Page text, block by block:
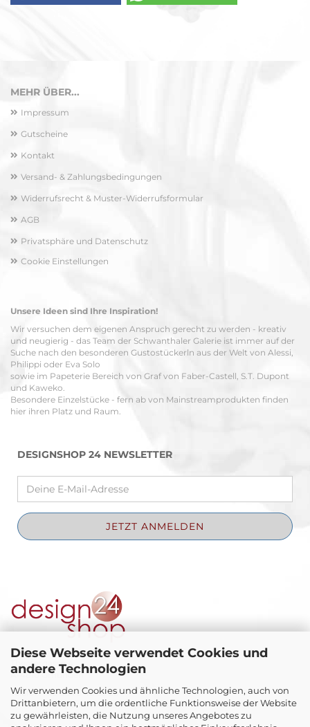
Diese Webseite verwendet Cookies und
andere Technologien
Wir verwenden Cookies und ähnliche Technologien, auch von
Drittanbietern, um die ordentliche Funktionsweise der Website
zu gewährleisten, die Nutzung unseres Angebotes zu
MEHR ÜBER...
Impressum
Gutscheine
Kontakt
Versand- & Zahlungsbedingungen
Widerrufsrecht & Muster-Widerrufsformular
AGB
Privatsphäre und Datenschutz
Cookie Einstellungen
Unsere Ideen sind Ihre Inspiration!
Wir versuchen dem eigenen Anspruch gerecht zu werden - kreativ
und neugierig - das Team der Schwanthaler Galerie ist immer auf der
Suche nach den besonderen Gustostückerln aus der Welt von Alessi,
Philippi oder Eva Solo
sowie im Papeterie Bereich von Graf von Faber-Castell, S.T. Dupont
und Kaweko.
Besondere Einzelstücke - fern ab von Mainstreamprodukten finden
hier ihren Platz und Raum.
DESIGNSHOP 24 NEWSLETTER
Theatergasse 4
A-4810 Gmunden
Telefon +43 664 3 48 63 28
E-Mail:office@schwanthaler-galerie.at